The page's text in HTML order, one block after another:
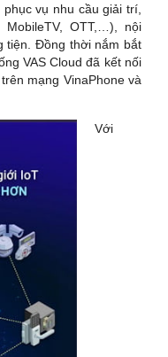
vụ nhu cầu giải trí,
OTT,…), nội
tiện. Đồng thời nắm bắt
VAS Cloud đã kết nối
mạng VinaPhone và
Với